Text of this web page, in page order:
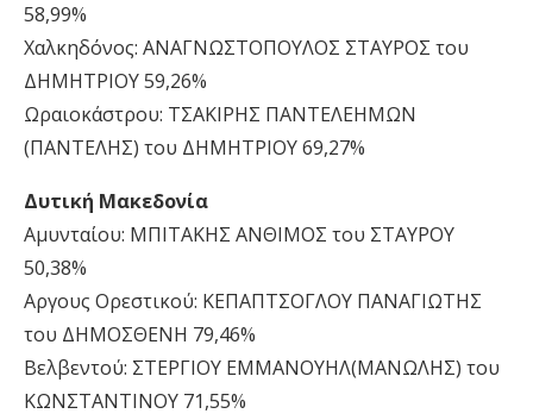
58,99%
Χαλκηδόνος: ΑΝΑΓΝΩΣΤΟΠΟΥΛΟΣ ΣΤΑΥΡΟΣ του
ΔΗΜΗΤΡΙΟΥ 59,26%
Ωραιοκάστρου: ΤΣΑΚΙΡΗΣ ΠΑΝΤΕΛΕΗΜΩΝ
(ΠΑΝΤΕΛΗΣ) του ΔΗΜΗΤΡΙΟΥ 69,27%
Δυτική Μακεδονία
Αμυνταίου: ΜΠΙΤΑΚΗΣ ΑΝΘΙΜΟΣ του ΣΤΑΥΡΟΥ
50,38%
Αργους Ορεστικού: ΚΕΠΑΠΤΣΟΓΛΟΥ ΠΑΝΑΓΙΩΤΗΣ
του ΔΗΜΟΣΘΕΝΗ 79,46%
Βελβεντού: ΣΤΕΡΓΙΟΥ ΕΜΜΑΝΟΥΗΛ(ΜΑΝΩΛΗΣ) του
ΚΩΝΣΤΑΝΤΙΝΟΥ 71,55%